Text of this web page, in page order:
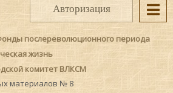
Авторизация
послереволюционного периода
жизнь
комитет ВЛКСМ
материалов № 8